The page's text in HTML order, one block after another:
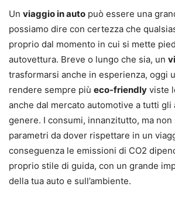
Un viaggio in auto può essere una
possiamo dire con certezza che
proprio dal momento in cui si mette
autovettura. Breve o lungo che sia, un
trasformarsi anche in esperienza, oggi
rendere sempre più eco-friendly viste
anche dal mercato automotive a tutti gli
genere. I consumi, innanzitutto, ma
parametri da dover rispettare in un
conseguenza le emissioni di CO2
proprio stile di guida, con un grande
della tua auto e sull’ambiente.